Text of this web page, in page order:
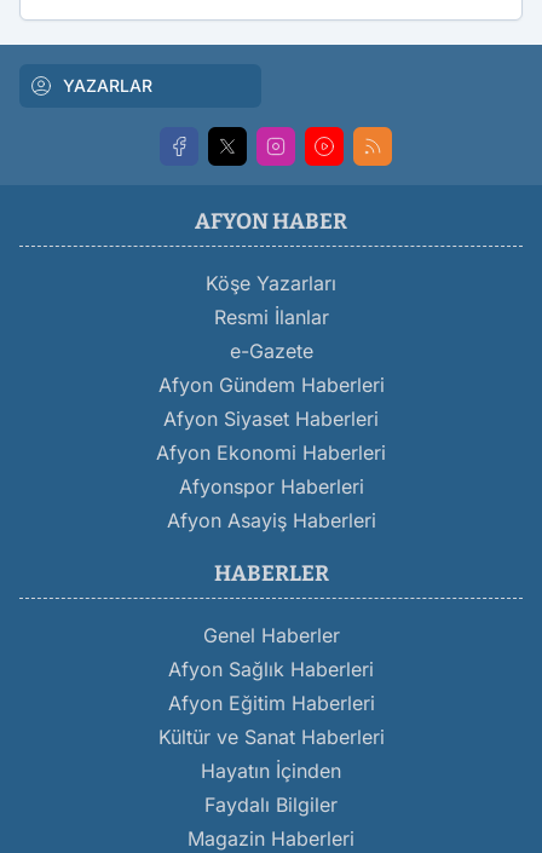
YAZARLAR
AFYON HABER
Köşe Yazarları
Resmi İlanlar
e-Gazete
Afyon Gündem Haberleri
Afyon Siyaset Haberleri
Afyon Ekonomi Haberleri
Afyonspor Haberleri
Afyon Asayiş Haberleri
HABERLER
Genel Haberler
Afyon Sağlık Haberleri
Afyon Eğitim Haberleri
Kültür ve Sanat Haberleri
Hayatın İçinden
Faydalı Bilgiler
Magazin Haberleri